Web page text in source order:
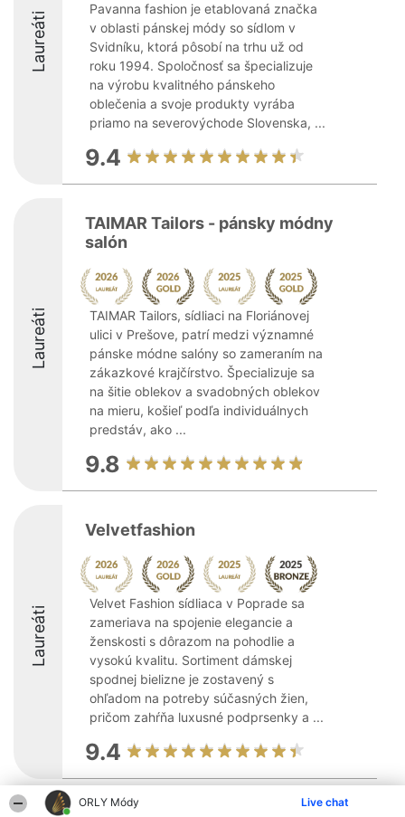
ORLY Módy Live chat
Laureáti
Pavanna fashion je etablovaná značka
v oblasti pánskej módy so sídlom v
Svidníku, ktorá pôsobí na trhu už od
roku 1994. Spoločnosť sa špecializuje
na výrobu kvalitného pánskeho
oblečenia a svoje produkty vyrába
priamo na severovýchode Slovenska, ...
9.4
Laureáti
TAIMAR Tailors - pánsky módny
salón
TAIMAR Tailors, sídliaci na Floriánovej
ulici v Prešove, patrí medzi významné
pánske módne salóny so zameraním na
zákazkové krajčírstvo. Špecializuje sa
na šitie oblekov a svadobných oblekov
na mieru, košieľ podľa individuálnych
predstáv, ako ...
9.8
Laureáti
Velvetfashion
Velvet Fashion sídliaca v Poprade sa
zameriava na spojenie elegancie a
ženskosti s dôrazom na pohodlie a
vysokú kvalitu. Sortiment dámskej
spodnej bielizne je zostavený s
ohľadom na potreby súčasných žien,
pričom zahŕňa luxusné podprsenky a ...
9.4